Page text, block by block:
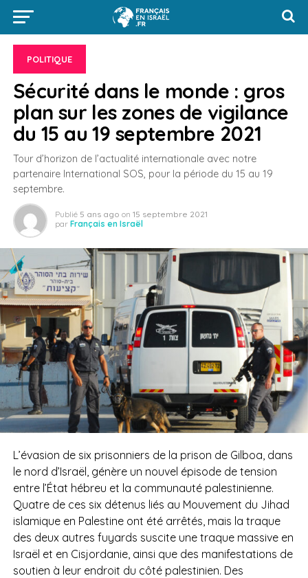
POLITIQUE
Sécurité dans le monde : gros
plan sur les zones de vigilance
du 15 au 19 septembre 2021
Tour d’horizon de l’actualité internationale avec notre
partenaire International SOS, pour la période du 15 au 19
septembre.
Publié 5 ans ago on 15 septembre 2021
par Français en Israël
L’évasion de six prisonniers de la prison de Gilboa, dans
le nord d’Israël, génère un nouvel épisode de tension
entre l’État hébreu et la communauté palestinienne.
Quatre de ces six détenus liés au Mouvement du Jihad
islamique en Palestine ont été arrêtés, mais la traque
des deux autres fuyards suscite une traque massive en
Israël et en Cisjordanie, ainsi que des manifestations de
soutien à leur endroit du côté palestinien. Des